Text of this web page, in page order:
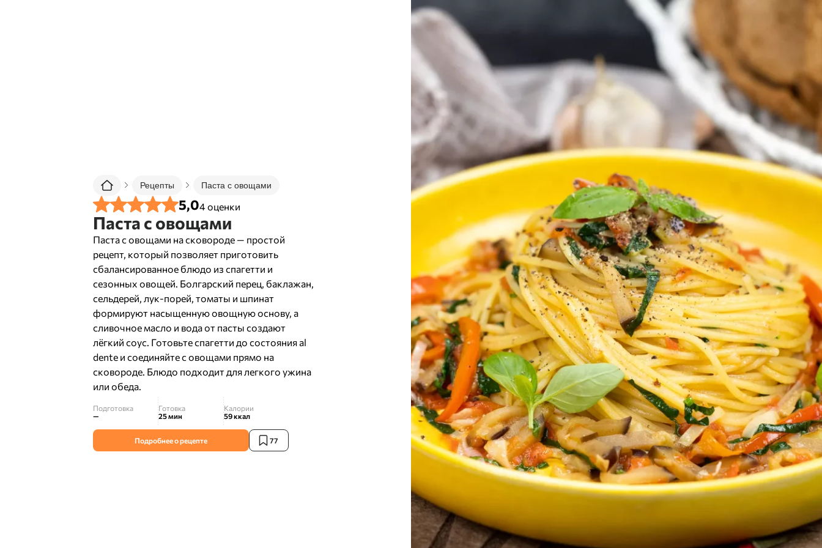
Рецепты Паста с овощами
5,04оценки
Паста с овощами
Паста с овощами на сковороде — простой
рецепт, который позволяет приготовить
сбалансированное блюдо из спагетти и
сезонных овощей. Болгарский перец, баклажан,
сельдерей, лук-порей, томаты и шпинат
формируют насыщенную овощную основу, а
сливочное масло и вода от пасты создают
лёгкий соус. Готовьте спагетти до состояния al
dente и соединяйте с овощами прямо на
сковороде. Блюдо подходит для легкого ужина
или обеда.
Подготовка
—
Готовка
25 мин
Калории
59ккал
Подробнее о рецепте 77